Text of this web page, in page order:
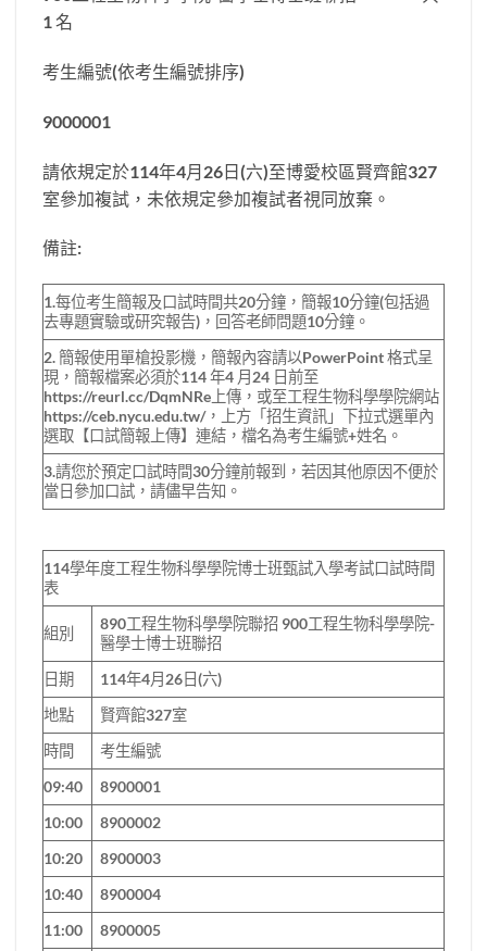
1 名
考生編號(依考生編號排序)
9000001
請依規定於114年4月26日(六)至博愛校區賢齊館327
室參加複試，未依規定參加複試者視同放棄。
備註:
1.每位考生簡報及口試時間共20分鐘，簡報10分鐘(包括過
去專題實驗或研究報告)，回答老師問題10分鐘。
2. 簡報使用單槍投影機，簡報內容請以PowerPoint 格式呈
現，簡報檔案必須於114 年4 月24 日前至
https://reurl.cc/DqmNRe上傳，或至工程生物科學學院網站
https://ceb.nycu.edu.tw/，上方「招生資訊」下拉式選單內
選取【口試簡報上傳】連結，檔名為考生編號+姓名。
3.請您於預定口試時間30分鐘前報到，若因其他原因不便於
當日參加口試，請儘早告知。
114學年度工程生物科學學院博士班甄試入學考試口試時間
表
組別
890工程生物科學學院聯招 900工程生物科學學院-
醫學士博士班聯招
日期
114年4月26日(六)
地點
賢齊館327室
時間
考生編號
09:40
8900001
10:00
8900002
10:20
8900003
10:40
8900004
11:00
8900005